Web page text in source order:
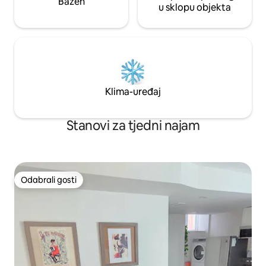
u sklopu objekta
Klima-uređaj
Stanovi za tjedni najam
Odabrali gosti
Odabrali gosti